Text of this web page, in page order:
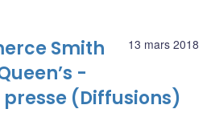
13 mars 2018
Smith
-
(Diffusions)